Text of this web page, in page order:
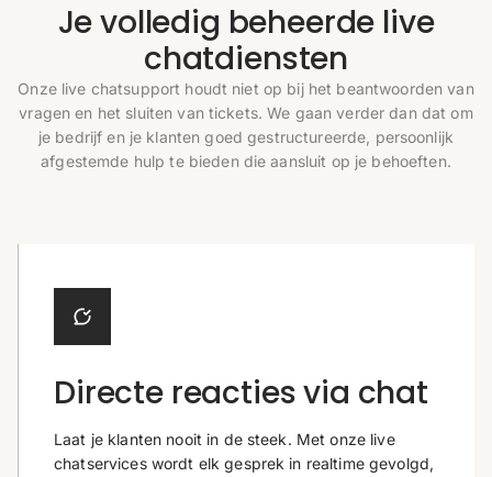
Je volledig beheerde live
chatdiensten
Onze live chatsupport houdt niet op bij het beantwoorden van
vragen en het sluiten van tickets. We gaan verder dan dat om
je bedrijf en je klanten goed gestructureerde, persoonlijk
afgestemde hulp te bieden die aansluit op je behoeften.
Directe reacties via chat
Laat je klanten nooit in de steek. Met onze live
chatservices wordt elk gesprek in realtime gevolgd,